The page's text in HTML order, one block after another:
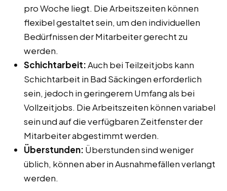
pro Woche liegt. Die Arbeitszeiten können
flexibel gestaltet sein, um den individuellen
Bedürfnissen der Mitarbeiter gerecht zu
werden.
Schichtarbeit:Auch bei Teilzeitjobs kann
Schichtarbeit in Bad Säckingen erforderlich
sein, jedoch in geringerem Umfang als bei
Vollzeitjobs. Die Arbeitszeiten können variabel
sein und auf die verfügbaren Zeitfenster der
Mitarbeiter abgestimmt werden.
Überstunden: Überstunden sind weniger
üblich, können aber in Ausnahmefällen verlangt
werden.